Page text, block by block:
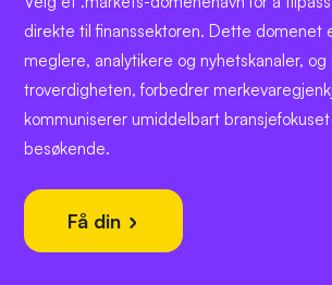
direkte til finanssektoren. Dette domenet
meglere, analytikere og nyhetskanaler, og
troverdigheten, forbedrer
kommuniserer umiddelbart bransjefokuset
besøkende.
Få din